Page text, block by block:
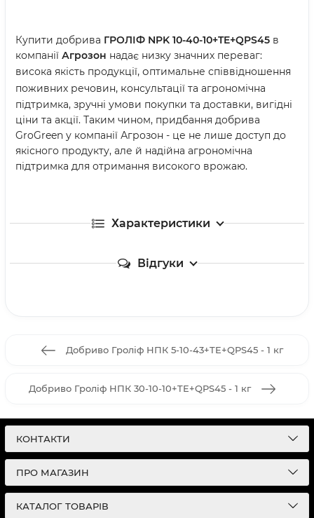
Купити добрива ГРОЛІФ NPK 10-40-10+TE+QPS45 в
компанії Агрозон надає низку значних переваг:
висока якість продукції, оптимальне співвідношення
поживних речовин, консультації та агрономічна
підтримка, зручні умови покупки та доставки, вигідні
ціни та акції. Таким чином, придбання добрива
GroGreen у компанії Агрозон - це не лише доступ до
якісного продукту, але й надійна агрономічна
підтримка для отримання високого врожаю.
Характеристики
Відгуки
Добриво Гроліф НПК 5-10-43+TE+QPS45 - 1 кг
Добриво Гроліф НПК 30-10-10+TE+QPS45 - 1 кг
КОНТАКТИ
ПРО МАГАЗИН
КАТАЛОГ ТОВАРІВ